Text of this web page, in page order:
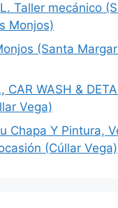
Taller mecánico
Monjos)
(Santa
CAR WASH &
Vega)
Chapa Y Pintura,
(Cúllar Vega)